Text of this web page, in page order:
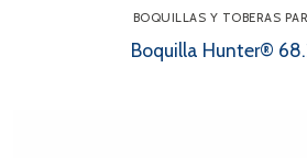
BOQUILLAS Y TOBERAS
Boquilla Hunter®